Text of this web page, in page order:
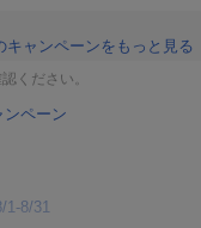
キャンペーンをもっと見る
ください。
ペーン
1-8/31